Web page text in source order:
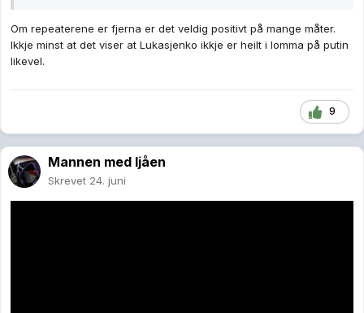
Om repeaterene er fjerna er det veldig positivt på mange måter.
Ikkje minst at det viser at Lukasjenko ikkje er heilt i lomma på putin
likevel.
9
Mannen med ljåen
Skrevet 24. juni